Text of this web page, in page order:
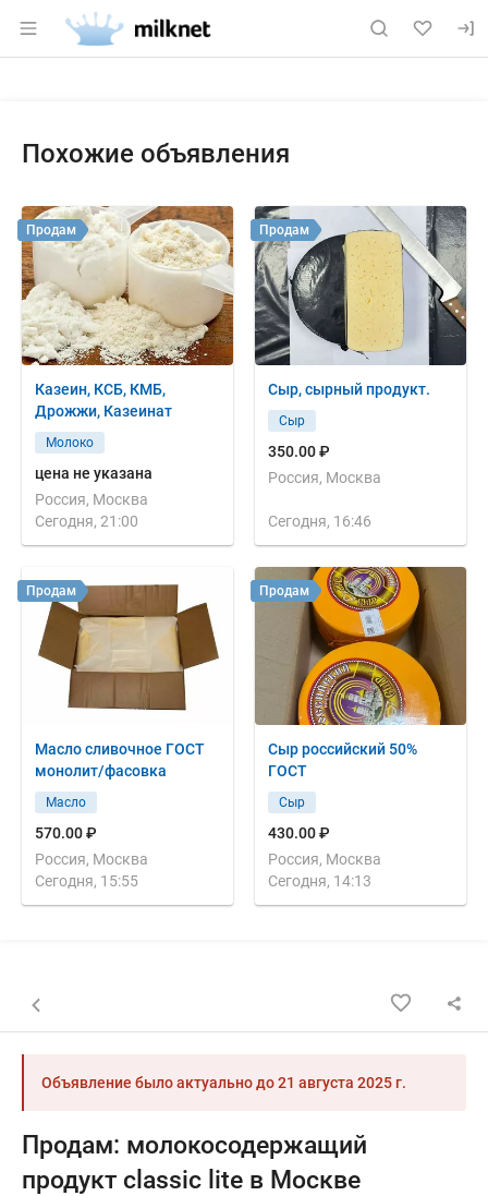
Раздел навигации по сайту milknet.ru
Похожие объявления
Казеин, КСБ, КМБ,
Дрожжи, Казеинат
Молоко
цена не указана
Россия, Москва
Сегодня, 21:00
Продам
Сыр, сырный продукт.
Сыр
350.00 ₽
Россия, Москва
Сегодня, 16:46
Продам
Масло сливочное ГОСТ
монолит/фасовка
Масло
570.00 ₽
Россия, Москва
Сегодня, 15:55
Продам
Сыр российский 50%
ГОСТ
Сыр
430.00 ₽
Россия, Москва
Сегодня, 14:13
Продам
Назад к списку объявлений
Объявление было актуально до21 августа 2025 г.
Продам: молокосодержащий
продукт classic lite в Москве